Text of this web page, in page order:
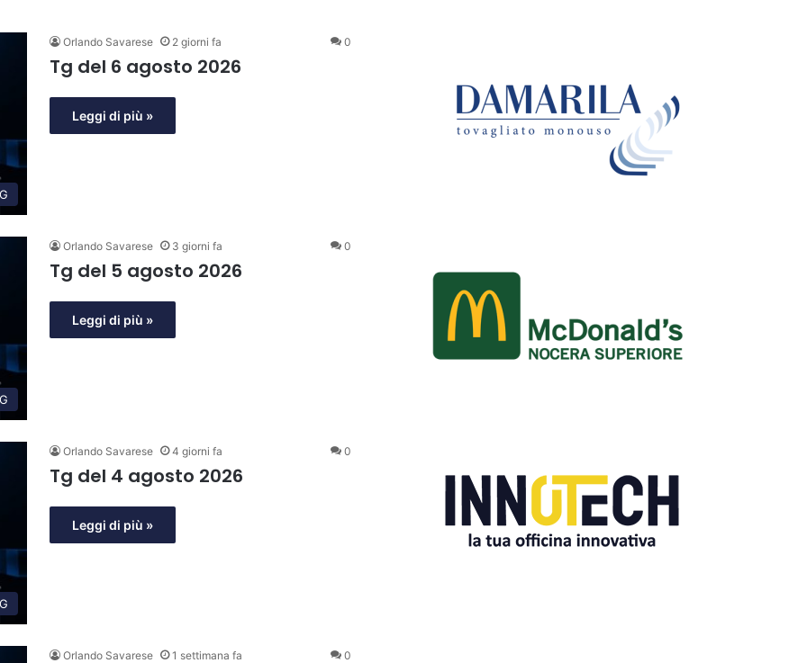
Orlando Savarese 2 giorni fa 0
Tg del 6 agosto 2026
Leggi di più »
Orlando Savarese 3 giorni fa 0
Tg del 5 agosto 2026
Leggi di più »
Orlando Savarese 4 giorni fa 0
Tg del 4 agosto 2026
Leggi di più »
Orlando Savarese 1 settimana fa 0